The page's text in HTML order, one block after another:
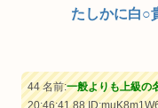
たしかに白○
44 名前:一般よりも上級の
20:46:41.88